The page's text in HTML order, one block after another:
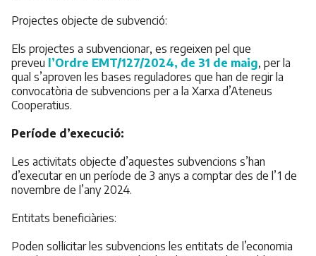
Projectes objecte de subvenció:
Els projectes a subvencionar, es regeixen pel que
preveu l’Ordre EMT/127/2024, de 31 de maig, per la
qual s’aproven les bases reguladores que han de regir la
convocatòria de subvencions per a la Xarxa d’Ateneus
Cooperatius.
Període d’execució:
Les activitats objecte d’aquestes subvencions s’han
d’executar en un període de 3 anys a comptar des de l’1 de
novembre de l’any 2024.
Entitats beneficiàries:
Poden sol·licitar les subvencions les entitats de l’economia